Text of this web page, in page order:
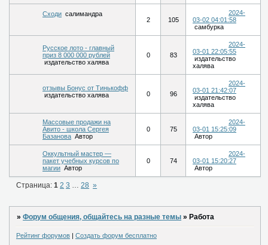
Сходи салимандра
2
105
2024-
03-02 04:01:58
самбурка
Русское лото - главный
приз 8 000 000 рублей
издательство халява
0 83
2024-
03-01 22:05:55
издательство
халява
отзывы Бонус от Тинькофф
издательство халява
0 96
2024-
03-01 21:42:07
издательство
халява
Массовые продажи на
Авито - школа Сергея
Базанова Автор
0 75
2024-
03-01 15:25:09
Автор
Оккультный мастер —
пакет учебных курсов по
магии Автор
0 74
2024-
03-01 15:20:27
Автор
Страница:1 2 3 … 28 »
»Форум общения, общайтесь на разные темы »Работа
Рейтинг форумов Создать форум бесплатно